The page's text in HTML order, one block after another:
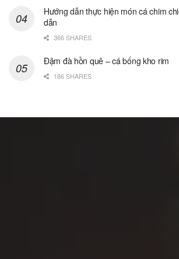
Hướng dẫn thực hiện món cá chim
dẫn
366 SHARES
Đậm đà hồn quê – cá bống kho rim
186 SHARES